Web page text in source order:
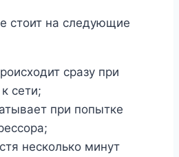
стоит на следующие
сразу при
сети;
при попытке
несколько минут